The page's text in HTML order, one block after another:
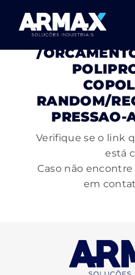
PÁGINA NÃO
/
RANDOM/
PRESSAO-
Verifique se o link
está
Caso não
em